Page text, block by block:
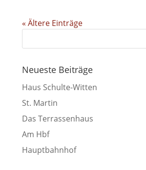
« Ältere Einträge
Neueste Beiträge
Haus Schulte-Witten
St. Martin
Das Terrassenhaus
Am Hbf
Hauptbahnhof